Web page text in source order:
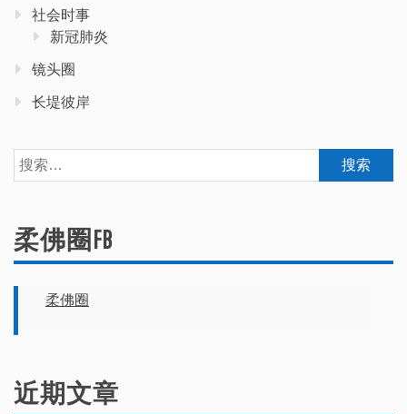
社会时事
新冠肺炎
镜头圈
长堤彼岸
搜
索：
柔佛圈FB
柔佛圈
近期文章